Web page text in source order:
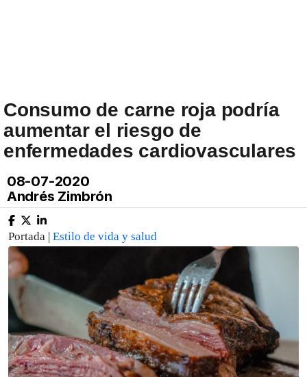
Consumo de carne roja podría
aumentar el riesgo de
enfermedades cardiovasculares
08-07-2020
Andrés Zimbrón
Portada | Estilo de vida y salud